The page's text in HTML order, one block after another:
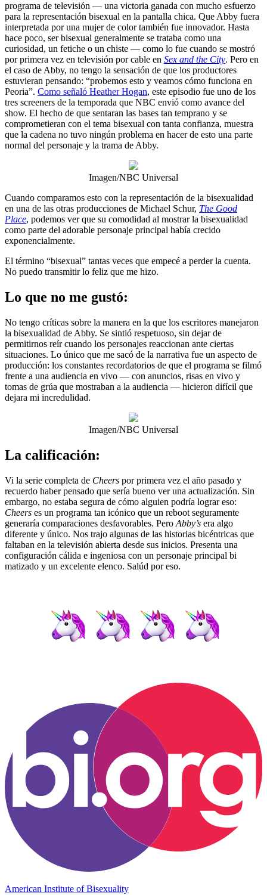
programa de televisión — una victoria ganada con mucho esfuerzo
para la representación bisexual en la pantalla chica. Que Abby fuera
interpretada por una mujer de color también fue innovador. Hasta
hace poco, ser bisexual generalmente se trataba como una
curiosidad, un fetiche o un chiste — como lo fue cuando se mostró
por primera vez en televisión por cable en Sex and the City. Pero en
el caso de Abby, no tengo la sensación de que los productores
estuvieran pensando: “probemos esto y veamos cómo funciona en
Peoria”. Como señaló Heather Hogan, este episodio fue uno de los
tres screeners de la temporada que NBC envió como avance del
show. El hecho de que sentaran las bases tan temprano y se
comprometieran con el tema bisexual con tanta confianza, muestra
que la cadena no tuvo ningún problema en hacer de esto una parte
normal del personaje y la trama de Abby.
Imagen/NBC Universal
Cuando comparamos esto con la representación de la bisexualidad
en una de las otras producciones de Michael Schur, The Good
Place, podemos ver que su comodidad al mostrar la bisexualidad
como parte del adorable personaje principal había crecido
exponencialmente.
El término “bisexual” tantas veces que empecé a perder la cuenta.
No puedo transmitir lo feliz que me hizo.
Lo que no me gustó:
No tengo críticas sobre la manera en la que los escritores manejaron
la bisexualidad de Abby. Se sintió respetuoso, sin dejar de
permitirnos reír cuando los personajes reaccionan ante ciertas
situaciones. Lo único que me sacó de la narrativa fue un aspecto de
producción: los constantes recordatorios de que el programa se filmó
frente a una audiencia en vivo — con anuncios, risas en vivo y
tomas de grúa que mostraban a la audiencia — hicieron difícil que
dejara mi incredulidad.
Imagen/NBC Universal
La calificación:
Vi la serie completa de Cheers por primera vez el año pasado y
recuerdo haber pensado que sería bueno ver una actualización. Sin
embargo, no estaba segura de cómo alguien podría lograr eso:
Cheers es un programa tan icónico que un reboot seguramente
generaría comparaciones desfavorables. Pero Abby’s era algo
diferente y único. Nos trajo algunas de las historias bicéntricas que
faltaban en la televisión abierta desde sus inicios. Presenta una
configuración cálida e ingeniosa con un personaje principal bi
matizado y un excelente elenco. Salúd por eso.
American Institute of Bisexuality